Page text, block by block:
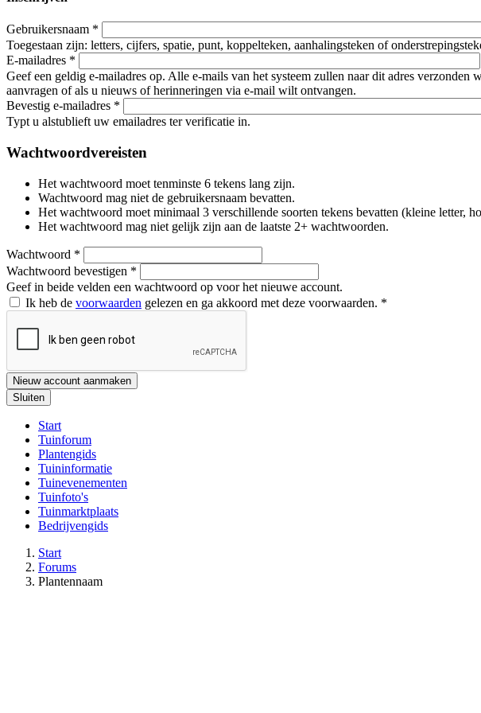
Gebruikersnaam *
Toegestaan zijn: letters, cijfers, spatie, punt, koppelteken, aanhalingsteken of
E-mailadres *
Geef een geldig e-mailadres op. Alle e-mails van het systeem zullen naar dit adres
aanvragen of als u nieuws of herinneringen via e-mail wilt ontvangen.
Bevestig e-mailadres *
Typt u alstublieft uw emailadres ter verificatie in.
Wachtwoordvereisten
Het wachtwoord moet tenminste 6 tekens lang zijn.
Wachtwoord mag niet de gebruikersnaam bevatten.
Het wachtwoord moet minimaal 3 verschillende soorten tekens bevatten (kleine letter,
Het wachtwoord mag niet gelijk zijn aan de laatste 2+ wachtwoorden.
Wachtwoord *
Wachtwoord bevestigen *
Geef in beide velden een wachtwoord op voor het nieuwe account.
Ik heb de voorwaarden gelezen en ga akkoord met deze voorwaarden. *
Nieuw account aanmaken
Sluiten
Start
Tuinforum
Plantengids
Tuininformatie
Tuinevenementen
Tuinfoto's
Tuinmarktplaats
Bedrijvengids
Start
Forums
Plantennaam